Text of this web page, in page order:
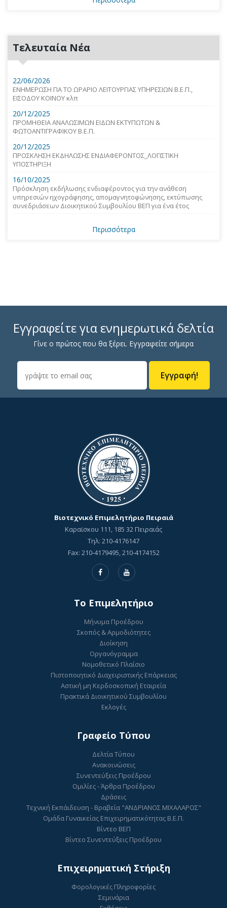
Τελευταία Νέα
22/06/2026
ΕΝΗΜΕΡΩΣΗ ΓΙΑ ΤΟ ΩΡΑΡΙΟ ΛΕΙΤΟΥΡΓΙΑΣ ΥΠΗΡΕΣΙΩΝ Β.Ε.Π.,
ΕΙΣΟΔΟΥ ΚΟΙΝΟΥ κλπ
20/12/2025
ΠΡΟΜΗΘΕΙΑ ΑΝΑΛΩΣΙΜΩΝ ΕΙΔΩΝ ΕΚΤΥΠΩΤΩΝ &
ΦΩΤΟΑΝΤΙΓΡΑΦΙΚΟΥ Β.Ε.Π.
20/12/2025
ΠΡΟΣΚΛΗΣΗ ΕΚΔΗΛΩΣΗΣ ΕΝΔΙΑΦΕΡΟΝΤΟΣ_ΛΟΓΙΣΤΙΚΗ
ΥΠΟΣΤΗΡΙΞΗ
16/10/2025
Πρόσκληση εκδήλωσης ενδιαφέροντος για την ανάθεση
υπηρεσιών ηχογράφησης, απομαγνητοφώνησης, εκτύπωσης
συνεδριάσεων Διοικητικού Συμβουλίου ΒΕΠ για ένα έτος
Περισσότερα
Εγγραφείτε για ενημερωτικά δελτία
Γίνε ο πρώτος που θα ξέρει. Εγγραφείτε σήμερα
Εγγραφή!
Βιοτεχνικό Επιμελητήριο Πειραιά
Καραϊσκου 111, 185 32 Πειραιάς
Τηλ: 210-4176147
Fax: 210-4179495, 210-4174152
To Επιμελητήριο
Μήνυμα Προέδρου
Σκοπός & Αρμοδιότητες
Διοίκηση
Οργανόγραμμα
Νομοθετικό Πλαίσιο
Πιστοποιητικό Διαχειριστικής Επάρκειας
Αστική μη Κερδοσκοπική Εταιρεία
Πρακτικά Διοικητικού Συμβουλίου
Εκλογές
Γραφείο Τύπου
Δελτία Τύπου
Ανακοινώσεις
Συνεντεύξεις Προέδρου
Ομιλίες - Άρθρα Προέδρου
Δράσεις
Τεχνική Εκπάιδευση - Βραβεία "ΑΝΔΡΙΑΝΟΣ ΜΙΧΑΛΑΡΟΣ"
Ομάδα Γυναικείας Επιχειρηματικότητας Β.Ε.Π.
Βίντεο ΒΕΠ
Βίντεο Συνεντεύξεις Προέδρου
Επιχειρηματική Στήριξη
Φορολογικές Πληροφορίες
Σεμινάρια